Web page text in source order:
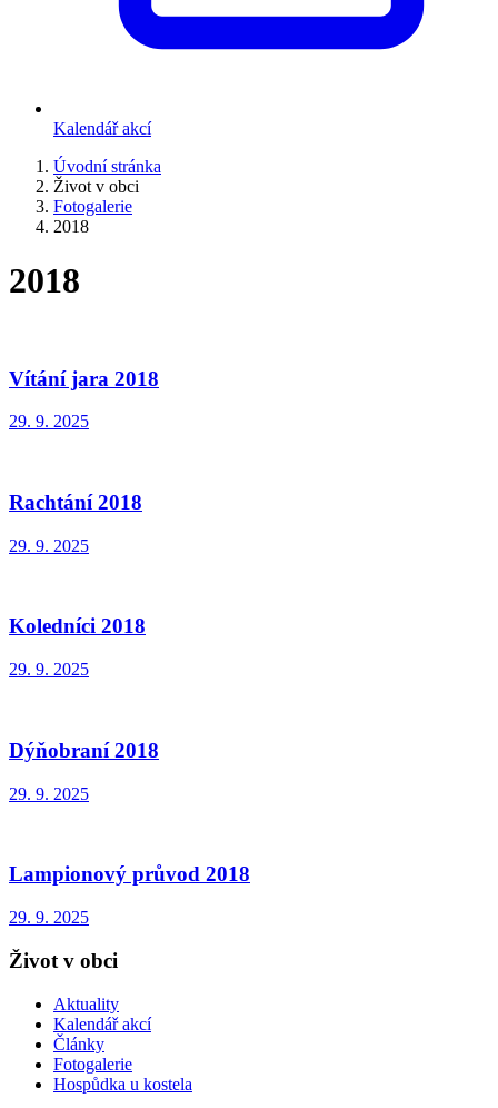
Kalendář akcí
Úvodní stránka
Život v obci
Fotogalerie
2018
2018
Vítání jara 2018
29. 9. 2025
Rachtání 2018
29. 9. 2025
Koledníci 2018
29. 9. 2025
Dýňobraní 2018
29. 9. 2025
Lampionový průvod 2018
29. 9. 2025
Život v obci
Aktuality
Kalendář akcí
Články
Fotogalerie
Hospůdka u kostela